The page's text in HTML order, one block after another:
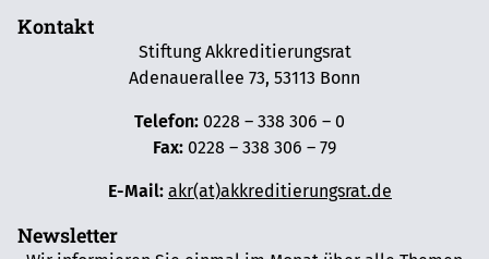
Kontakt
Stiftung Akkreditierungsrat
Adenauerallee 73, 53113 Bonn
Telefon:0228 – 338 306 – 0
Fax: 0228 – 338 306 – 79
E-Mail: akr(at)akkreditierungsrat.de
Newsletter